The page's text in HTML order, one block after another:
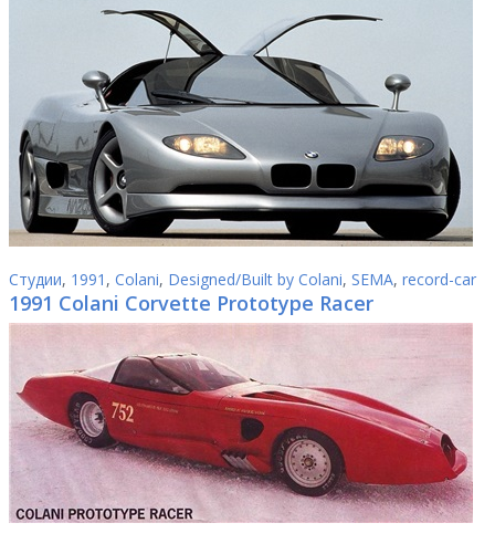
Студии, 1991 , Colani, Designed/Built by Colani, SEMA, record-car
1991 Colani Corvette Prototype Racer